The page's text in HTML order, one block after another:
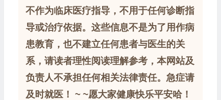
不作为临床医疗指导，不用于任何诊断指
导或治疗依据。这些信息不是为了用作病
患教育，也不建立任何患者与医生的关
系，请读者理性阅读理解参考，本网站及
负责人不承担任何相关法律责任。急症请
及时就医！ ~ ~愿大家健康快乐平安哈！